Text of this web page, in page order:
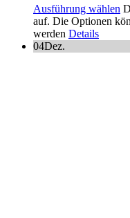
Ausführung wählen
auf. Die Optionen
werden Details
04Dez.